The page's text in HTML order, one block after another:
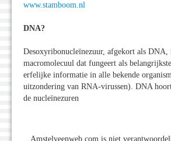
www.stamboom.nl
DNA?
Desoxyribonucleïnezuur, afgekort als DNA,
macromolecuul dat fungeert als
erfelijke informatie in alle bekende
uitzondering van RNA-virussen). DNA
de nucleïnezuren
Amstelveenweb.com is niet